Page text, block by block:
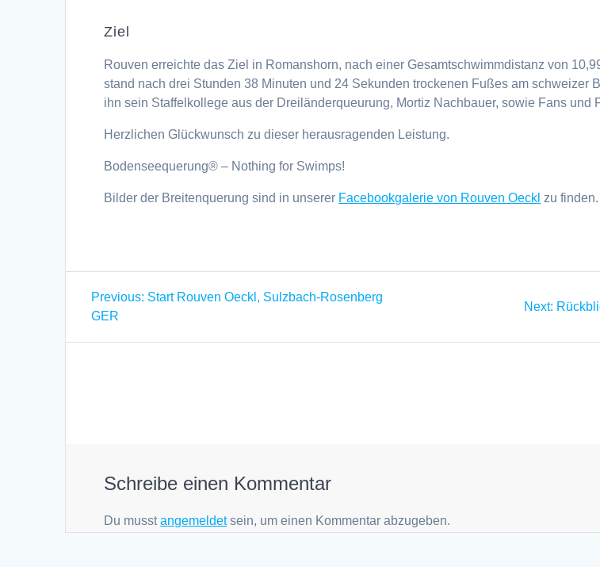
Ziel
Rouven erreichte das Ziel in Romanshorn, nach einer Gesamtschwimmdistanz von
stand nach drei Stunden 38 Minuten und 24 Sekunden trockenen Fußes am schweizer
ihn sein Staffelkollege aus der Dreiländerqueurung, Mortiz Nachbauer, sowie Fans und
Herzlichen Glückwunsch zu dieser herausragenden Leistung.
Bodenseequerung® – Nothing for Swimps!
Bilder der Breitenquerung sind in unserer Facebookgalerie von Rouven Oeckl zu finden.
Beitragsnavigation
Previous: Previous
Start Rouven Oeckl, Sulzbach-Rosenberg
GER
Next: Next
Schreibe einen Kommentar
Du musstangemeldetsein, um einen Kommentar abzugeben.